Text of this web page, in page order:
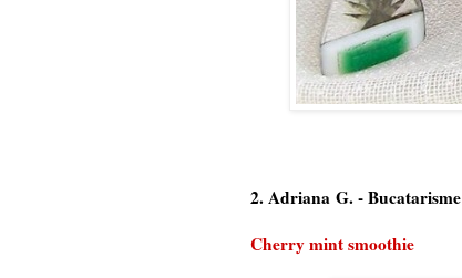
2. Adriana G. -Bucatarisme
Cherry mint smoothie